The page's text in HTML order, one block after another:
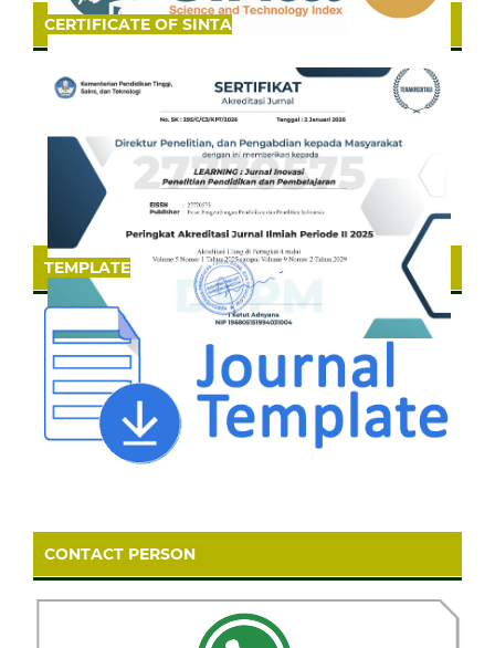
CERTIFICATE OF SINTA
TEMPLATE
CONTACT PERSON